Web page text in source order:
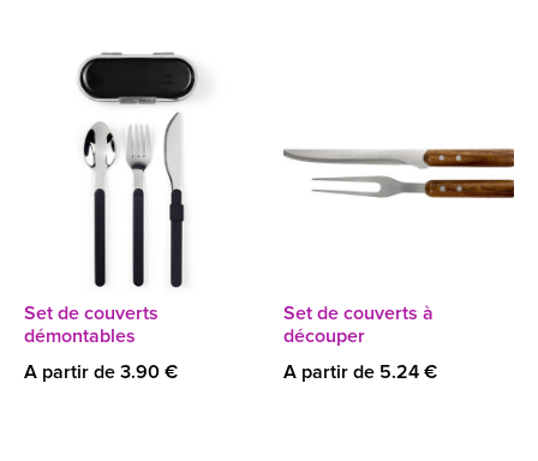
Set de couverts
démontables
A partir de 3.90 €
Set de couverts à
découper
A partir de 5.24 €